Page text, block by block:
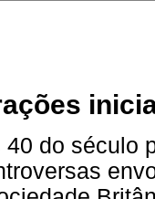
40 do século